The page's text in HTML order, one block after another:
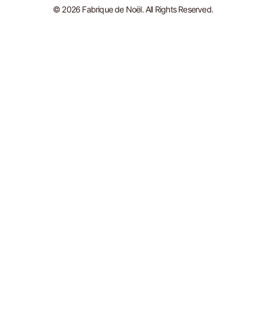
© 2026 Fabrique de Noël. All Rights Reserved.